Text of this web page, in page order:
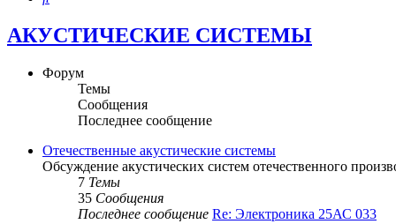
АКУСТИЧЕСКИЕ СИСТЕМЫ
Форум
Темы
Сообщения
Последнее сообщение
Отечественные акустические системы
Обсуждение акустических систем отечественного
7 Темы
35 Сообщения
Последнее сообщение Re: Электроника 25АС 033